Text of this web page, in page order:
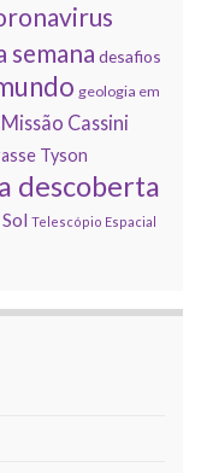
semana desafios
geologia em
Missão Cassini
Tyson
descoberta
Sol Telescópio Espacial